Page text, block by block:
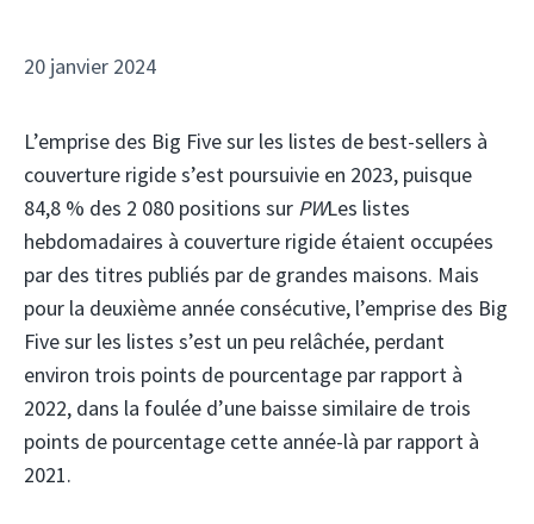
20 janvier 2024
L’emprise des Big Five sur les listes de best-sellers à
couverture rigide s’est poursuivie en 2023, puisque
84,8 % des 2 080 positions sur PWLes listes
hebdomadaires à couverture rigide étaient occupées
par des titres publiés par de grandes maisons. Mais
pour la deuxième année consécutive, l’emprise des Big
Five sur les listes s’est un peu relâchée, perdant
environ trois points de pourcentage par rapport à
2022, dans la foulée d’une baisse similaire de trois
points de pourcentage cette année-là par rapport à
2021.